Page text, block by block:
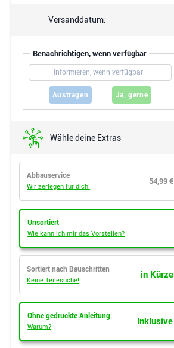
Versanddatum:
Benachrichtigen, wenn verfügbar
Austragen Ja, gerne
Wähle deine Extras
Abbauservice
Wir zerlegen für dich!
54,99 €
Unsortiert
Wie kann ich mir das Vorstellen?
Sortiert nach Bauschritten
Keine Teilesuche!
in Kürze
Ohne gedruckte Anleitung
Warum?
Inklusive